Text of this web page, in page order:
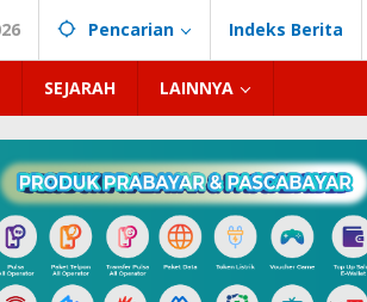
Pencarian Indeks Berita
SEJARAH LAINNYA